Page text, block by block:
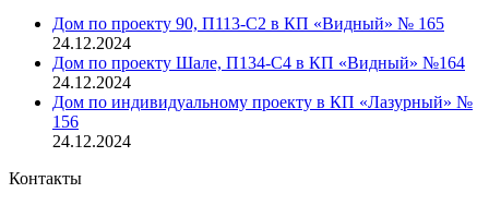
Дом по проекту 90, П113-С2 в КП «Видный» № 165
24.12.2024
Дом по проекту Шале, П134-С4 в КП «Видный» №164
24.12.2024
Дом по индивидуальному проекту в КП «Лазурный» №
156
24.12.2024
Контакты